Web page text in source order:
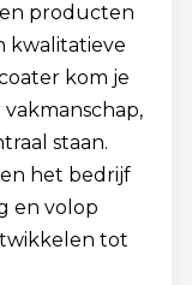
producten
kwalitatieve
kom je
staan.
het bedrijf
en volop
tot